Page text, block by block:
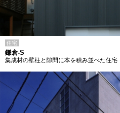
住宅
鎌倉-S
集成材の壁柱と隙間に本を積み並べた住宅